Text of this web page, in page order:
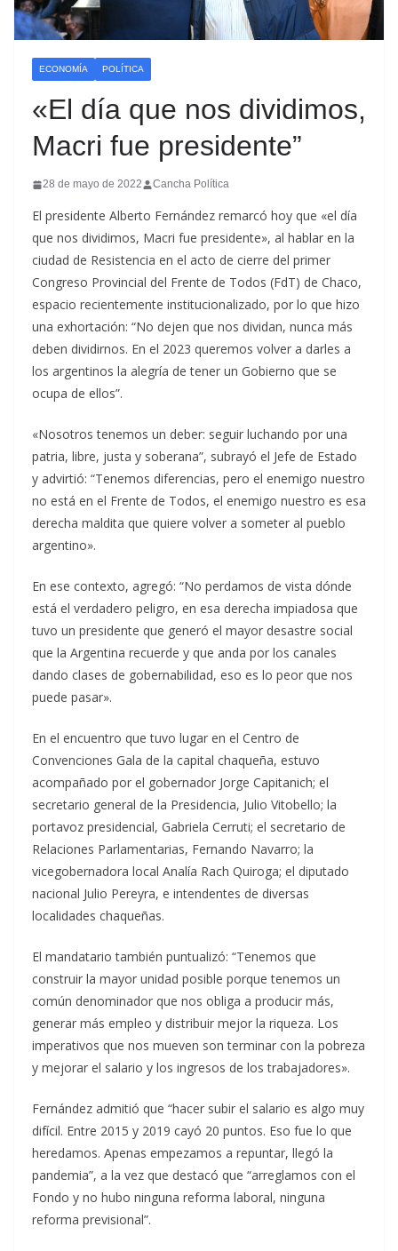
ECONOMÍA POLÍTICA
«El día que nos dividimos,
Macri fue presidente”
28 de mayo de 2022 Cancha Política
El presidente Alberto Fernández remarcó hoy que «el día
que nos dividimos, Macri fue presidente», al hablar en la
ciudad de Resistencia en el acto de cierre del primer
Congreso Provincial del Frente de Todos (FdT) de Chaco,
espacio recientemente institucionalizado, por lo que hizo
una exhortación: “No dejen que nos dividan, nunca más
deben dividirnos. En el 2023 queremos volver a darles a
los argentinos la alegría de tener un Gobierno que se
ocupa de ellos”.
«Nosotros tenemos un deber: seguir luchando por una
patria, libre, justa y soberana”, subrayó el Jefe de Estado
y advirtió: “Tenemos diferencias, pero el enemigo nuestro
no está en el Frente de Todos, el enemigo nuestro es esa
derecha maldita que quiere volver a someter al pueblo
argentino».
En ese contexto, agregó: “No perdamos de vista dónde
está el verdadero peligro, en esa derecha impiadosa que
tuvo un presidente que generó el mayor desastre social
que la Argentina recuerde y que anda por los canales
dando clases de gobernabilidad, eso es lo peor que nos
puede pasar».
En el encuentro que tuvo lugar en el Centro de
Convenciones Gala de la capital chaqueña, estuvo
acompañado por el gobernador Jorge Capitanich; el
secretario general de la Presidencia, Julio Vitobello; la
portavoz presidencial, Gabriela Cerruti; el secretario de
Relaciones Parlamentarias, Fernando Navarro; la
vicegobernadora local Analía Rach Quiroga; el diputado
nacional Julio Pereyra, e intendentes de diversas
localidades chaqueñas.
El mandatario también puntualizó: “Tenemos que
construir la mayor unidad posible porque tenemos un
común denominador que nos obliga a producir más,
generar más empleo y distribuir mejor la riqueza. Los
imperativos que nos mueven son terminar con la pobreza
y mejorar el salario y los ingresos de los trabajadores».
Fernández admitió que “hacer subir el salario es algo muy
difícil. Entre 2015 y 2019 cayó 20 puntos. Eso fue lo que
heredamos. Apenas empezamos a repuntar, llegó la
pandemia”, a la vez que destacó que “arreglamos con el
Fondo y no hubo ninguna reforma laboral, ninguna
reforma previsional”.